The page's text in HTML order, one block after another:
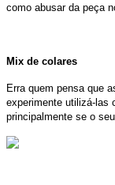
como abusar da peça
Mix de colares
Erra quem pensa que
experimente utilizá-las
principalmente se o